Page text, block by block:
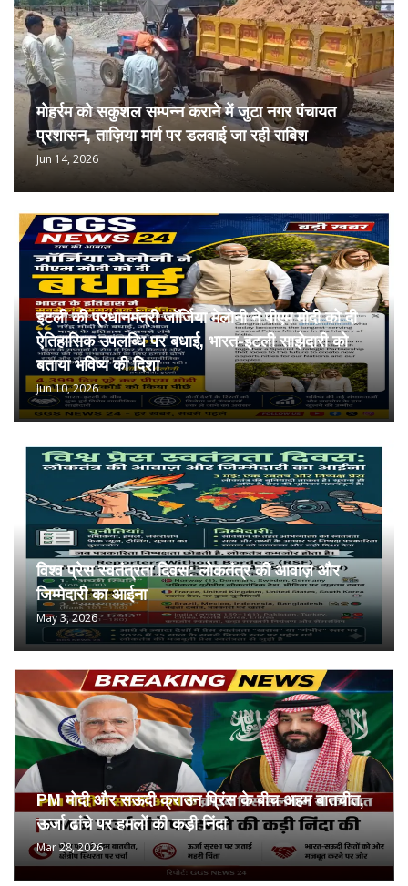
मोहर्रम को सकुशल सम्पन्न कराने में जुटा नगर पंचायत
प्रशासन, ताज़िया मार्ग पर डलवाई जा रही राबिश
Jun 14, 2026
इटली की प्रधानमंत्री जॉर्जिया मेलोनी ने पीएम मोदी को दी
ऐतिहासिक उपलब्धि पर बधाई, भारत-इटली साझेदारी को
बताया भविष्य की दिशा
Jun 10, 2026
विश्व प्रेस स्वतंत्रता दिवस: लोकतंत्र की आवाज़ और
जिम्मेदारी का आईना
May 3, 2026
PM मोदी और सऊदी क्राउन प्रिंस के बीच अहम बातचीत,
ऊर्जा ढांचे पर हमलों की कड़ी निंदा
Mar 28, 2026